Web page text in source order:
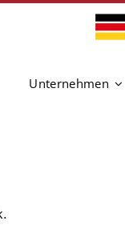
Unternehmen